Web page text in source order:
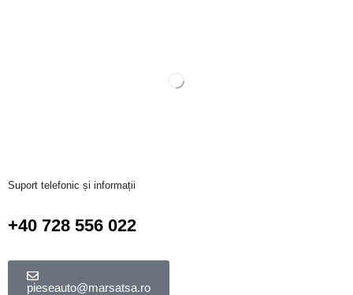
Suport telefonic și informații
+40 728 556 022
pieseauto@marsatsa.ro